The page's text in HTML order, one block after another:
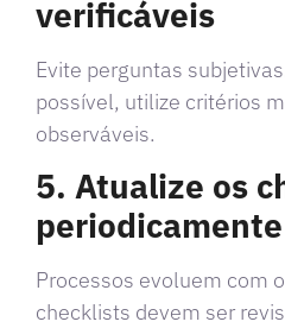
verificáveis
Evite perguntas
possível, utilize critérios
observáveis.
5. Atualize os
periodicamente
Processos evoluem com
checklists devem ser